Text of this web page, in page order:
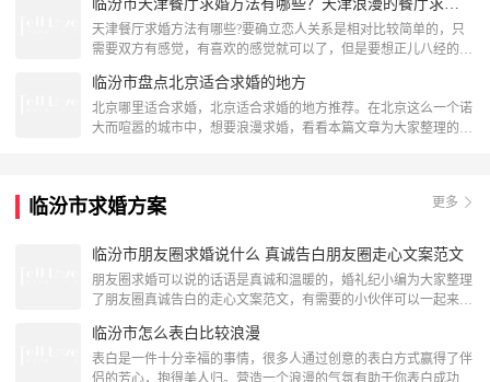
场创意求婚方式: 擅用求爱小罐准备两只精美的小罐，将圣诞礼物
和过往一年的情侣照放入个小罐，纪念这一年的结束第二只小罐
放入你的求婚戒指，寓意新关系的开始。记得可别搞混哦。商场创
天津餐厅求婚方法有哪些?要确立恋人关系是相对比较简单的，只
需要双方有感觉，有喜欢的感觉就可以了，但是要想正儿八经的确
有意思的时候会向女方发出信号，这个信号，也就是求婚了。要确
立恋人关系是相对比较简单的，只需要双方有感觉，有喜欢的感觉
就可以了，但是要想正儿八经的确定下结婚对象的关系，可就要慎
临汾市盘点北京适合求婚的地方
北京哪里适合求婚，北京适合求婚的地方推荐。在北京这么一个诺
大而喧嚣的城市中，想要浪漫求婚，看看本篇文章为大家整理的北
亿元，由曾获奥斯卡奖和四次艾美奖的好莱坞舞台大师JeremyRailt
临汾市求婚方案 更多
临汾市朋友圈求婚说什么 真诚告白朋友圈走心文案范文
朋友圈求婚可以说的话语是真诚和温暖的，婚礼纪小编为大家整理
了朋友圈真诚告白的走心文案范文，有需要的小伙伴可以一起来看
的人深情相拥的感觉，什么也不说，什么也不做，就只是静静地拥
抱，久久不要分开，似乎只有这样，才能体会与心爱的人溶为一体
的真实感。在那一刻，相信时间也会为我们停止。想要一辈子抱着
临汾市怎么表白比较浪漫
表白是一件十分幸福的事情，很多人通过创意的表白方式赢得了伴
侣的芳心，抱得美人归。营造一个浪漫的气氛有助于你表白成功，